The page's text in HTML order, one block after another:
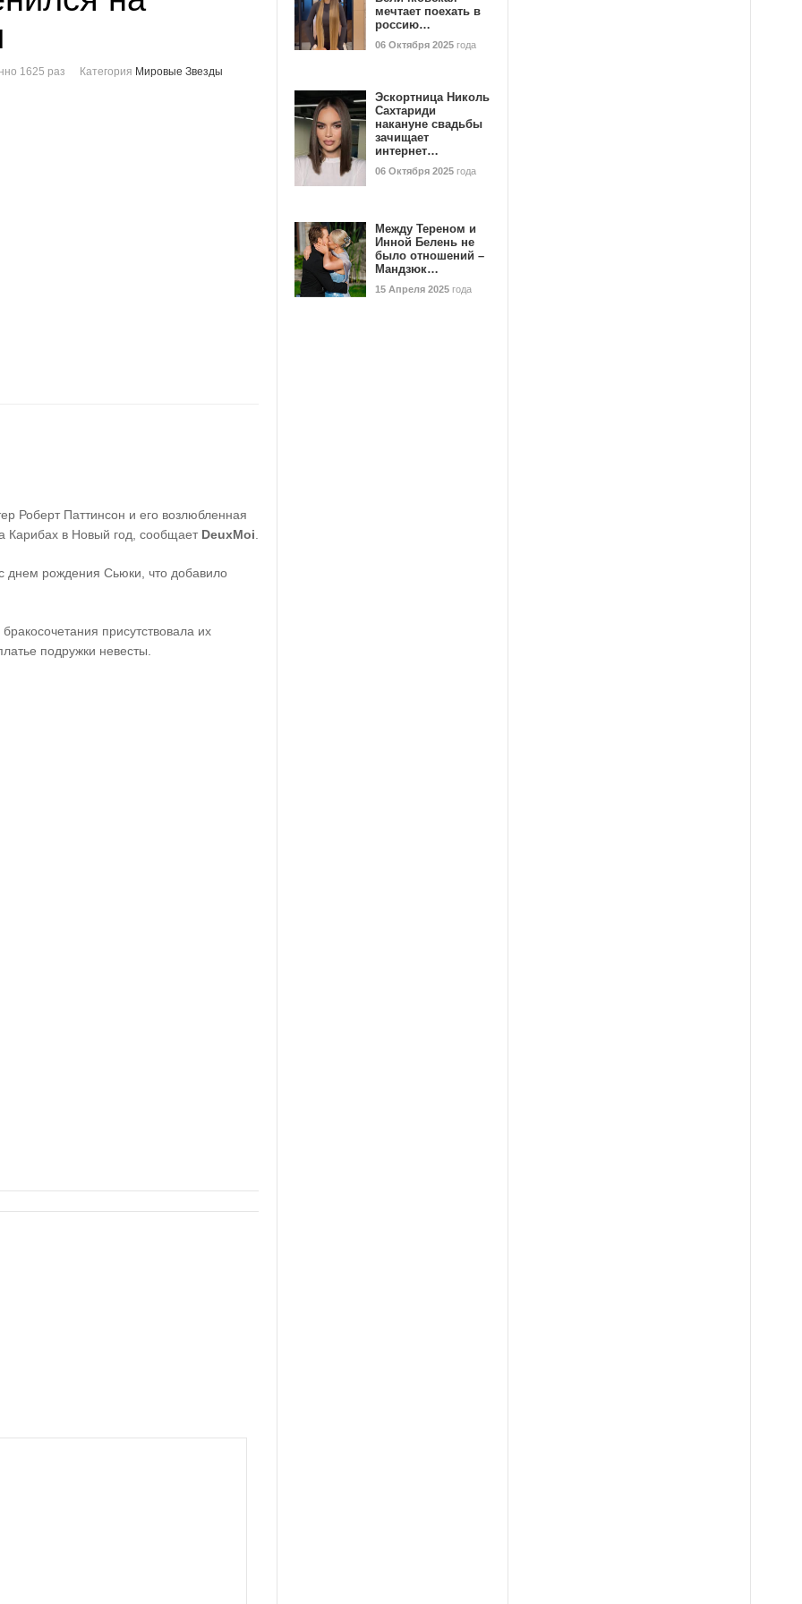
1625 раз Категория Мировые Звезды
Роберт Паттинсон и его возлюбленная
Карибах в Новый год, сообщает DeuxMoi
днем рождения Сьюки, что добавило
присутствовала их
подружки невесты.
мечтает поехать в
россию…
06 Октября 2025 года
Эскортница Николь
Сахтариди
накануне свадьбы
зачищает
интернет…
06 Октября 2025 года
Между Тереном и
Инной Белень не
было отношений –
Мандзюк…
15 Апреля 2025 года